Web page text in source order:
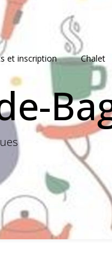
et inscription Chalet